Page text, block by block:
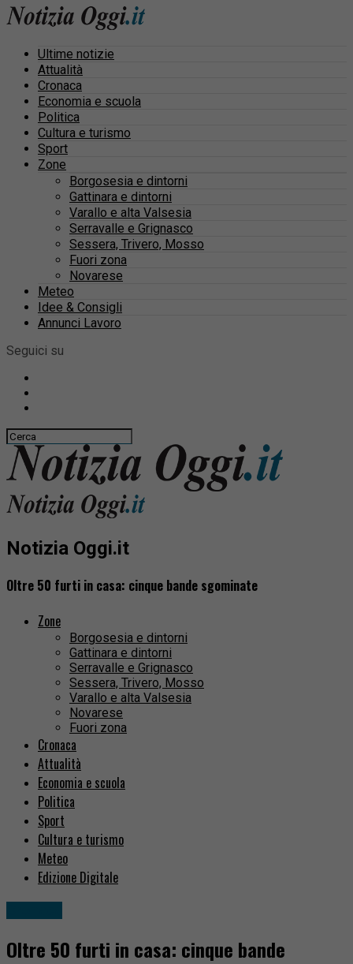
Ultime notizie
Attualità
Cronaca
Economia e scuola
Politica
Cultura e turismo
Sport
Zone
Borgosesia e dintorni
Gattinara e dintorni
Varallo e alta Valsesia
Serravalle e Grignasco
Sessera, Trivero, Mosso
Fuori zona
Novarese
Meteo
Idee & Consigli
Annunci Lavoro
Seguici su
Notizia Oggi.it
Oltre 50 furti in casa: cinque bande sgominate
Zone
Borgosesia e dintorni
Gattinara e dintorni
Serravalle e Grignasco
Sessera, Trivero, Mosso
Varallo e alta Valsesia
Novarese
Fuori zona
Cronaca
Attualità
Economia e scuola
Politica
Sport
Cultura e turismo
Meteo
Edizione Digitale
Oltre 50 furti in casa: cinque bande